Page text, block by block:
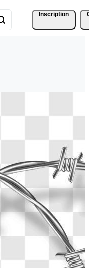
Inscription